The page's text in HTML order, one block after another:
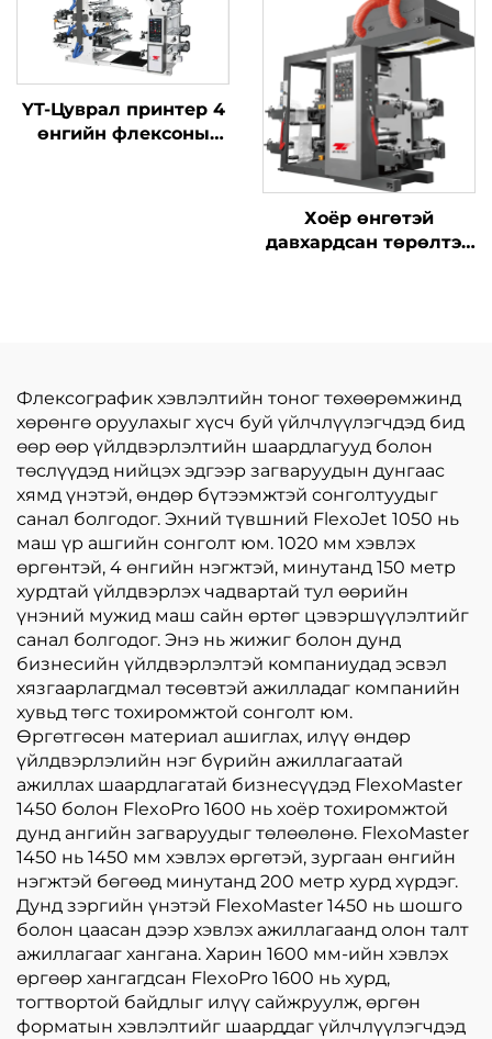
YT-Цуврал принтер 4
өнгийн флексоны
Хоёр өнгөтэй
давхардсан төрөлтэй
Флексографик хэвлэлтийн тоног төхөөрөмжинд
хөрөнгө оруулахыг хүсч буй үйлчлүүлэгчдэд бид
өөр өөр үйлдвэрлэлтийн шаардлагууд болон
төслүүдэд нийцэх эдгээр загваруудын дунгаас
хямд үнэтэй, өндөр бүтээмжтэй сонголтуудыг
санал болгодог. Эхний түвшний FlexoJet 1050 нь
маш үр ашгийн сонголт юм. 1020 мм хэвлэх
өргөнтэй, 4 өнгийн нэгжтэй, минутанд 150 метр
хурдтай үйлдвэрлэх чадвартай тул өөрийн
үнэний мужид маш сайн өртөг цэвэршүүлэлтийг
санал болгодог. Энэ нь жижиг болон дунд
бизнесийн үйлдвэрлэлтэй компаниудад эсвэл
хязгаарлагдмал төсөвтэй ажилладаг компанийн
хувьд төгс тохиромжтой сонголт юм.
Өргөтгөсөн материал ашиглах, илүү өндөр
үйлдвэрлэлийн нэг бүрийн ажиллагаатай
ажиллах шаардлагатай бизнесүүдэд FlexoMaster
1450 болон FlexoPro 1600 нь хоёр тохиромжтой
дунд ангийн загваруудыг төлөөлөнө. FlexoMaster
1450 нь 1450 мм хэвлэх өргөтэй, зургаан өнгийн
нэгжтэй бөгөөд минутанд 200 метр хурд хүрдэг.
Дунд зэргийн үнэтэй FlexoMaster 1450 нь шошго
болон цаасан дээр хэвлэх ажиллагаанд олон талт
ажиллагааг хангана. Харин 1600 мм-ийн хэвлэх
өргөөр хангагдсан FlexoPro 1600 нь хурд,
тогтвортой байдлыг илүү сайжруулж, өргөн
форматын хэвлэлтийг шаарддаг үйлчлүүлэгчдэд